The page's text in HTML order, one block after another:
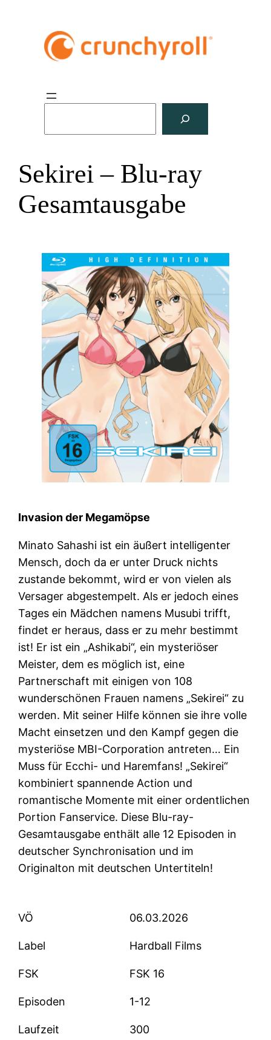
h
e
Sekirei – Blu-ray
Gesamtausgabe
Invasion der Megamöpse
Minato Sahashi ist ein äußert intelligenter
Mensch, doch da er unter Druck nichts
zustande bekommt, wird er von vielen als
Versager abgestempelt. Als er jedoch eines
Tages ein Mädchen namens Musubi trifft,
findet er heraus, dass er zu mehr bestimmt
ist! Er ist ein „Ashikabi“, ein mysteriöser
Meister, dem es möglich ist, eine
Partnerschaft mit einigen von 108
wunderschönen Frauen namens „Sekirei“ zu
werden. Mit seiner Hilfe können sie ihre volle
Macht einsetzen und den Kampf gegen die
mysteriöse MBI-Corporation antreten… Ein
Muss für Ecchi- und Haremfans! „Sekirei“
kombiniert spannende Action und
romantische Momente mit einer ordentlichen
Portion Fanservice. Diese Blu-ray-
Gesamtausgabe enthält alle 12 Episoden in
deutscher Synchronisation und im
Originalton mit deutschen Untertiteln!
VÖ 06.03.2026
Label Hardball Films
FSK FSK 16
Episoden 1-12
Laufzeit 300